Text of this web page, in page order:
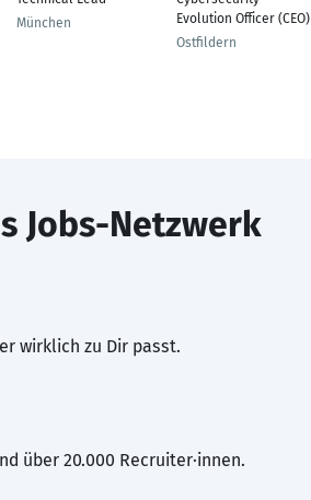
München
Evolution Officer (CEO)
Ostfildern
Jobs-Netzwerk
wirklich zu Dir passt.
über 20.000 Recruiter·innen.